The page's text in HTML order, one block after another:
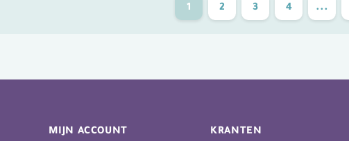
1 2 3 4 ...
MIJN ACCOUNT
KRANTEN